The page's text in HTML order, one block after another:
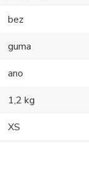
bez
guma
ano
1,2 kg
XS